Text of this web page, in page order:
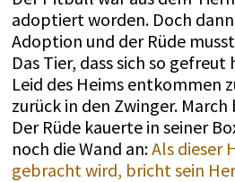
adoptiert worden. Doch
Adoption und der Rüde
Das Tier, dass sich so
Leid des Heims entkommen
zurück in den Zwinger. March
Der Rüde kauerte in seiner
noch die Wand an:Als dieser
gebracht wird, bricht sein